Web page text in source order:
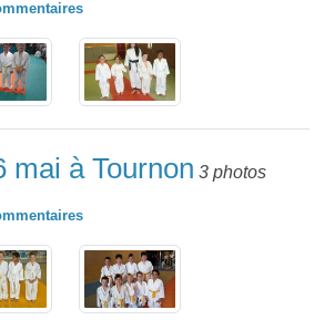
mai à Tournon 3 photos